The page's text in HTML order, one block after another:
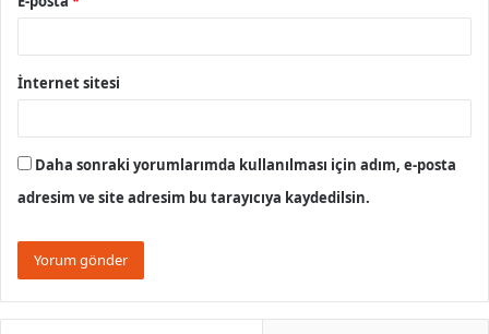
İnternet sitesi
Daha sonraki yorumlarımda kullanılması için adım, e-posta
adresim ve site adresim bu tarayıcıya kaydedilsin.